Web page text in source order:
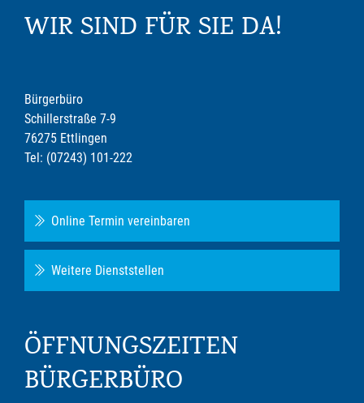
WIR SIND FÜR SIE DA!
Bürgerbüro
Schillerstraße 7-9
76275 Ettlingen
Tel: (07243) 101-222
Online Termin vereinbaren
Weitere Dienststellen
ÖFFNUNGSZEITEN
BÜRGERBÜRO